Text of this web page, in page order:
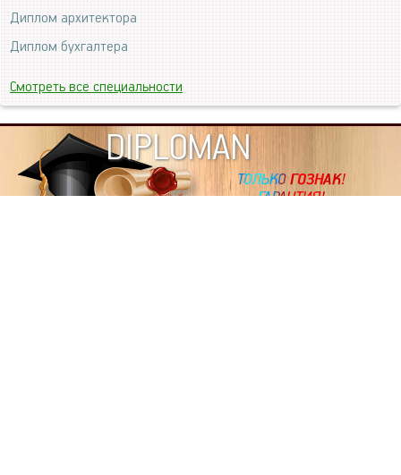
Диплом архитектора
Диплом бухгалтера
Смотреть все специальности
DIPLOMAN